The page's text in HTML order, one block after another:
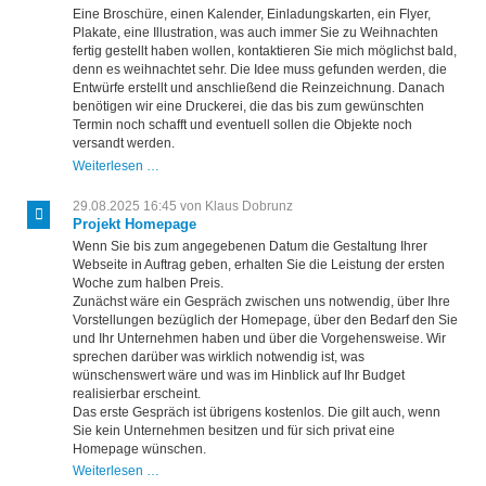
Eine Broschüre, einen Kalender, Einladungskarten, ein Flyer,
Plakate, eine Illustration, was auch immer Sie zu Weihnachten
fertig gestellt haben wollen, kontaktieren Sie mich möglichst bald,
denn es weihnachtet sehr. Die Idee muss gefunden werden, die
Entwürfe erstellt und anschließend die Reinzeichnung. Danach
benötigen wir eine Druckerei, die das bis zum gewünschten
Termin noch schafft und eventuell sollen die Objekte noch
versandt werden.
Weiterlesen …
Weihnachten
29.08.2025 16:45 von Klaus Dobrunz
Projekt Homepage
Wenn Sie bis zum angegebenen Datum die Gestaltung Ihrer
Webseite in Auftrag geben, erhalten Sie die Leistung der ersten
Woche zum halben Preis.
Zunächst wäre ein Gespräch zwischen uns notwendig, über Ihre
Vorstellungen bezüglich der Homepage, über den Bedarf den Sie
und Ihr Unternehmen haben und über die Vorgehensweise. Wir
sprechen darüber was wirklich notwendig ist, was
wünschenswert wäre und was im Hinblick auf Ihr Budget
realisierbar erscheint.
Das erste Gespräch ist übrigens kostenlos. Die gilt auch, wenn
Sie kein Unternehmen besitzen und für sich privat eine
Homepage wünschen.
Weiterlesen …